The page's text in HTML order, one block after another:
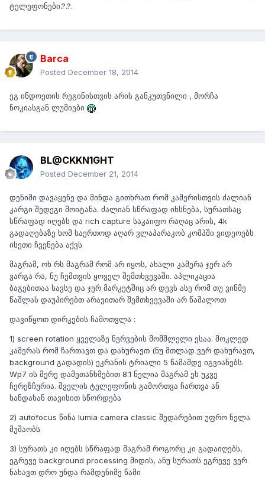
ტელეფონები.?.?.
Barca
Posted December 18, 2014
ეგ ინდოეთის რეგინისთვის არის განკუთვნილი , მორჩა
ნოკიასგან ლუმიები
BL@CKKN1GHT
Posted December 21, 2014
დენიმი დავაყენე და მინდა გითხრათ რომ კამერისთვის ძალიან
კარგი შედეგი მოიტანა. ძალიან სწრაფად იხსნება, სურათსაც
სწრაფად იღებს და rich capture საკაიფო რაღაც არის, 4k
გადაღებაზე ხომ საერთოდ აღარ ვლაპარაკობ კომპში ვიდეოებს
ისეთი ჩვენება აქვს
მაგრამ, ოხ რს მაგრამ რომ არ იყოს, ახალი კამერა ჯერ არ
ვარგა რა, ნუ ჩემთვის ყოველ შემთხვევაში. აპლიკაცია
ბაგებითაა სავსე და ჯერ მარკეტშიც არ დევს ასე რომ თუ ვინმე
წაშლას დაუპირებთ არავითარ შემთხვევაში არ წაშალოთ
დავიწყოთ დირკების ჩამოთვლა :
1) screen rotation ყველაზე ნერვების მომშლელი ესაა. მოკლედ
კამერას რომ ჩართავთ და დახურავთ (ნუ მთლად ვერ დახურავთ,
background გადადის) ეკრანის ტრიალი 5 წამამდე იგვიანებს.
Wp7 ის მერე დამეთანხმებით 8.1 ნელია მაგრამ ეს უკვე
ჩერეზჩურია. შველის ტელეფონის გამორთვა ჩართვა ან
ხანდახან თავისით სწორდება
2) autofocus წინა lumia camera classic შედარებით უფრო ნელა
მუშაობს
3) სურათს კი იღებს სწრაფად მაგრამ როგორც კი გადაიღებს,
ეგრევე background processing მიდის, ანუ სურათს ეგრევე ვერ
ნახავთ დრო უნდა რამდენიმე წამი